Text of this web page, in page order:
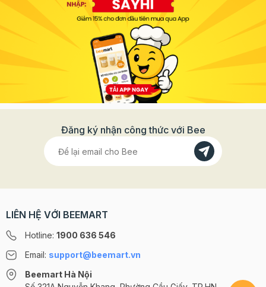
Đăng ký nhận công thức với Bee
LIÊN HỆ VỚI BEEMART
Hotline: 1900 636 546
Email: support@beemart.vn
Beemart Hà Nội